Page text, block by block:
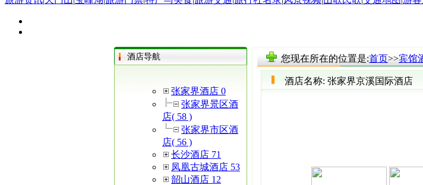
酒店导航
张家界酒店 0
张家界景区酒
店( 58 )
张家界市区酒
店( 56 )
长沙酒店 71
凤凰古城酒店 53
韶山酒店 12
您现在所在的位置是:首页>>宾馆
酒店名称: 张家界京溪国际酒店